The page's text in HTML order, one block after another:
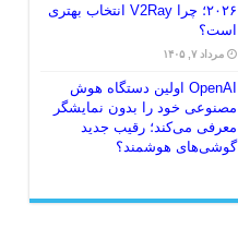
۲۰۲۶؛ چرا V2Ray انتخاب بهتری
است؟
مرداد ۷, ۱۴۰۵
OpenAI اولین دستگاه هوش
مصنوعی خود را بدون نمایشگر
معرفی می‌کند؛ رقیب جدید
گوشی‌های هوشمند؟